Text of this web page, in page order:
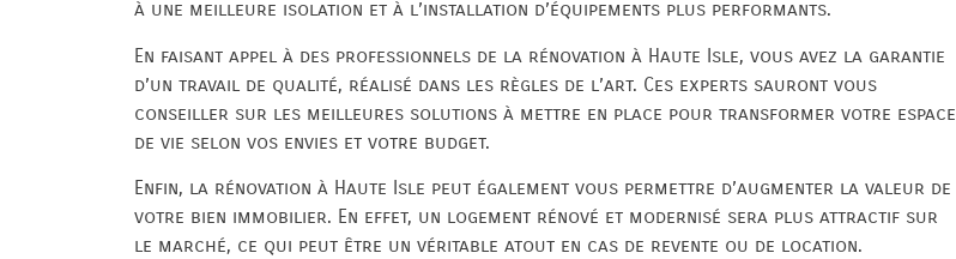
à une meilleure isolation et à l’installation d’équipements plus performants.
En faisant appel à des professionnels de la rénovation à Haute Isle, vous avez la garantie
d’un travail de qualité, réalisé dans les règles de l’art. Ces experts sauront vous
conseiller sur les meilleures solutions à mettre en place pour transformer votre espace
de vie selon vos envies et votre budget.
Enfin, la rénovation à Haute Isle peut également vous permettre d’augmenter la valeur de
votre bien immobilier. En effet, un logement rénové et modernisé sera plus attractif sur
le marché, ce qui peut être un véritable atout en cas de revente ou de location.